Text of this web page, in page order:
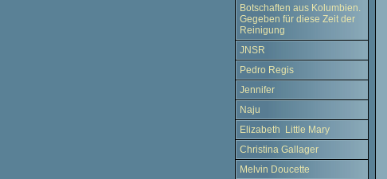
Botschaften aus Kolumbien.
Gegeben für diese Zeit der
Reinigung
JNSR
Pedro Regis
Jennifer
Naju
Elizabeth Little Mary
Christina Gallager
Melvin Doucette